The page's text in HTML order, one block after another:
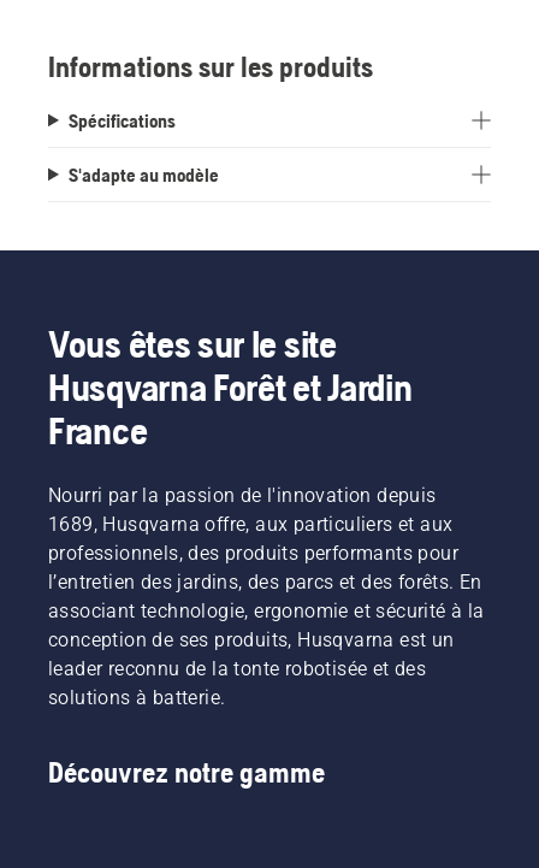
Informations sur les produits
Spécifications
S'adapte au modèle
Vous êtes sur le site
Husqvarna Forêt et Jardin
France
Nourri par la passion de l'innovation depuis
1689, Husqvarna offre, aux particuliers et aux
professionnels, des produits performants pour
l’entretien des jardins, des parcs et des forêts. En
associant technologie, ergonomie et sécurité à la
conception de ses produits, Husqvarna est un
leader reconnu de la tonte robotisée et des
solutions à batterie.
Découvrez notre gamme